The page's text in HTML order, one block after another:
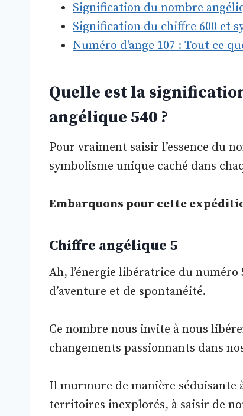
Signification du nombre
Signification du chiffre 600 et
Numéro d'ange 107 : Tout ce
Quelle est la
angélique 540 ?
Pour vraiment saisir l’essence du
symbolisme unique caché dans
Embarquons pour cette
Chiffre angélique 5
Ah, l’énergie libératrice du
d’aventure et de spontanéité.
Ce nombre nous invite à nous
changements passionnants dans
Il murmure de manière séduisante
territoires inexplorés, à saisir de